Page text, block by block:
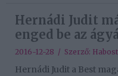
Hernádi Judit
enged be az
2016-12-28 / Szerző:
Hernádi Judit a Best